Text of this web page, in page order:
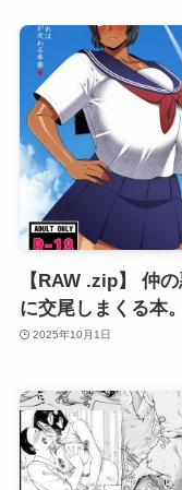
【RAW .zip】 仲
に交尾しまくる本
2025年10月1日